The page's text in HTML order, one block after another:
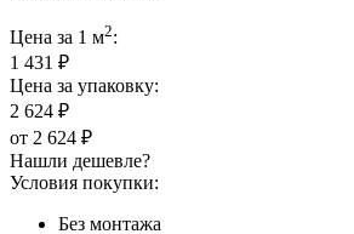
Цена за 1 м2:
1 431 ₽
Цена за упаковку:
2 624 ₽
от 2 624 ₽
Нашли дешевле?
Условия покупки:
Без монтажа